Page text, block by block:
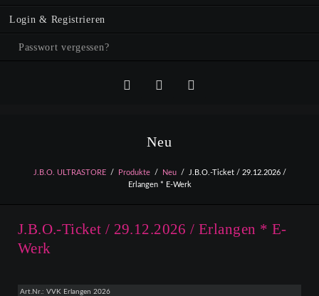
Login & Registrieren
Passwort vergessen?
FacebookYouTube
Neu
J.B.O. ULTRASTORE Produkte Neu
J.B.O.-Ticket / 29.12.2026 /
Erlangen * E-Werk
J.B.O.-Ticket / 29.12.2026 / Erlangen * E-
Werk
Art.Nr.: VVK Erlangen 2026